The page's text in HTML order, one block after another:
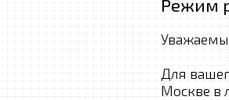
Режим
Для
Москве в